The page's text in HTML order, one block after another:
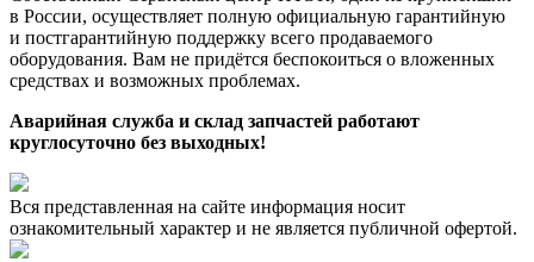
в России, осуществляет полную официальную гарантийную
и постгарантийную поддержку всего продаваемого
оборудования. Вам не придётся беспокоиться о вложенных
средствах и возможных проблемах.
Аварийная служба и склад запчастей работают
круглосуточно без выходных!
Вся представленная на сайте информация носит
ознакомительный характер и не является публичной офертой.